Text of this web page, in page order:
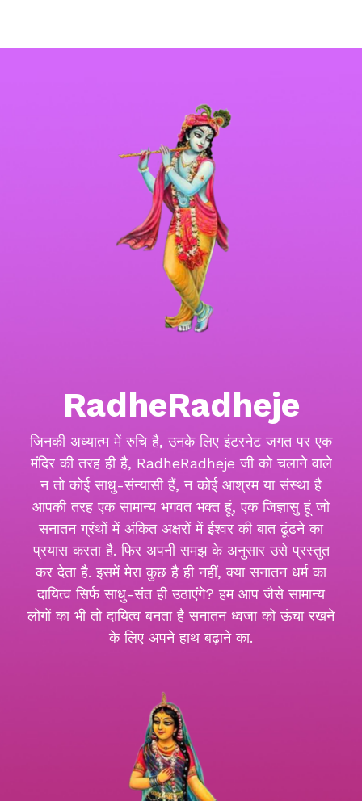
RadheRadheje
जिनकी अध्यात्म में रुचि है, उनके लिए इंटरनेट जगत पर एक
मंदिर की तरह ही है, RadheRadheje जी को चलाने वाले
न तो कोई साधु-संन्यासी हैं, न कोई आश्रम या संस्था है
आपकी तरह एक सामान्य भगवत भक्त हूं, एक जिज्ञासु हूं जो
सनातन ग्रंथों में अंकित अक्षरों में ईश्वर की बात ढूंढने का
प्रयास करता है. फिर अपनी समझ के अनुसार उसे प्रस्तुत
कर देता है. इसमें मेरा कुछ है ही नहीं, क्या सनातन धर्म का
दायित्व सिर्फ साधु-संत ही उठाएंगे? हम आप जैसे सामान्य
लोगों का भी तो दायित्व बनता है सनातन ध्वजा को ऊंचा रखने
के लिए अपने हाथ बढ़ाने का.